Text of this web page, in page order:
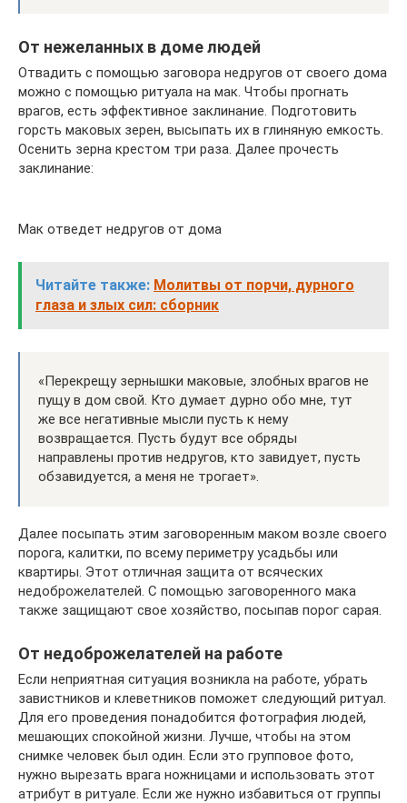
От нежеланных в доме людей
Отвадить с помощью заговора недругов от своего дома
можно с помощью ритуала на мак. Чтобы прогнать
врагов, есть эффективное заклинание. Подготовить
горсть маковых зерен, высыпать их в глиняную емкость.
Осенить зерна крестом три раза. Далее прочесть
заклинание:
Мак отведет недругов от дома
Читайте также: Молитвы от порчи, дурного
глаза и злых сил: сборник
«Перекрещу зернышки маковые, злобных врагов не
пущу в дом свой. Кто думает дурно обо мне, тут
же все негативные мысли пусть к нему
возвращается. Пусть будут все обряды
направлены против недругов, кто завидует, пусть
обзавидуется, а меня не трогает».
Далее посыпать этим заговоренным маком возле своего
порога, калитки, по всему периметру усадьбы или
квартиры. Этот отличная защита от всяческих
недоброжелателей. С помощью заговоренного мака
также защищают свое хозяйство, посыпав порог сарая.
От недоброжелателей на работе
Если неприятная ситуация возникла на работе, убрать
завистников и клеветников поможет следующий ритуал.
Для его проведения понадобится фотография людей,
мешающих спокойной жизни. Лучше, чтобы на этом
снимке человек был один. Если это групповое фото,
нужно вырезать врага ножницами и использовать этот
атрибут в ритуале. Если же нужно избавиться от группы